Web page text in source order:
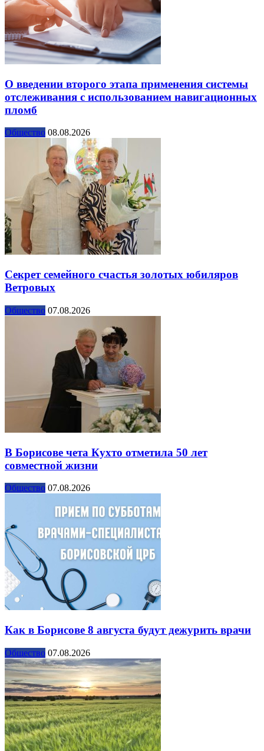
О введении второго этапа применения системы
отслеживания с использованием навигационных
пломб
Общество 08.08.2026
Секрет семейного счастья золотых юбиляров
Ветровых
Общество 07.08.2026
В Борисове чета Кухто отметила 50 лет
совместной жизни
Общество 07.08.2026
Как в Борисове 8 августа будут дежурить врачи
Общество 07.08.2026